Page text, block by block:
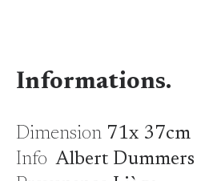
Informations.
Dimension71x 37cm
Info Albert Dummers